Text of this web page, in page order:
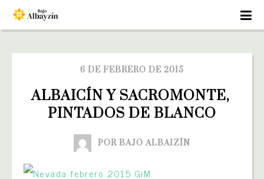
6 DE FEBRERO DE 2015
ALBAICÍN Y SACROMONTE,
PINTADOS DE BLANCO
POR BAJO ALBAIZÍN